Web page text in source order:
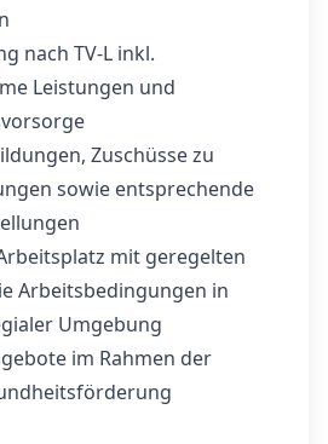
nach TV-L inkl.
Leistungen und
Zuschüsse zu
sowie entsprechende
mit geregelten
Arbeitsbedingungen in
Umgebung
im Rahmen der